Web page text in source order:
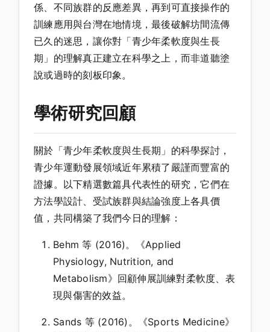
係、不同族群的反應差異，再到可直接操作的
訓練應用與台灣在地情境，最後破解坊間流傳
已久的迷思，讓你對「青少年柔軟度與生長
期」的理解真正建立在科學之上，而非道聽塗
說或過時的刻板印象。
學術研究回顧
關於「青少年柔軟度與生長期」的科學探討，
青少年運動發展領域近年累積了嚴謹而豐富的
證據。以下精選數篇具代表性的研究，它們在
方法學設計、受試族群與結論強度上各具價
值，共同構築了我們今日的理解：
Behm 等 (2016)。《Applied
Physiology, Nutrition, and
Metabolism》回顧伸展訓練對柔軟度、表
現與傷害的效益。
Sands 等 (2016)。《Sports Medicine》